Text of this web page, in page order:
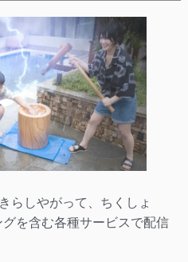
らしやがって、ちくしょ
を含む各種サービスで配信